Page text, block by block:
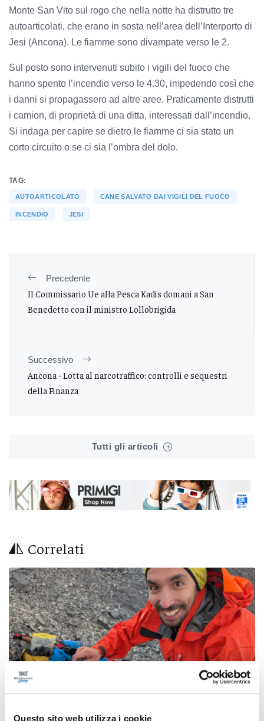
Questo sito web utilizza i cookie
Monte San Vito sul rogo che nella notte ha distrutto tre
autoarticolati, che erano in sosta nell’area dell’Interporto di
Jesi (Ancona). Le fiamme sono divampate verso le 2.
Sul posto sono intervenuti subito i vigili del fuoco che
hanno spento l’incendio verso le 4.30, impedendo così che
i danni si propagassero ad altre aree. Praticamente distrutti
i camion, di proprietà di una ditta, interessati dall’incendio.
Si indaga per capire se dietro le fiamme ci sia stato un
corto circuito o se ci sia l’ombra del dolo.
TAG:
AUTOARTICOLATO CANE SALVATO DAI VIGILI DEL FUOCO
INCENDIO JESI
Precedente
Il Commissario Ue alla Pesca Kadis domani a San
Benedetto con il ministro Lollobrigida
Successivo
Ancona - Lotta al narcotraffico: controlli e sequestri
della Finanza
Tutti gli articoli
Correlati